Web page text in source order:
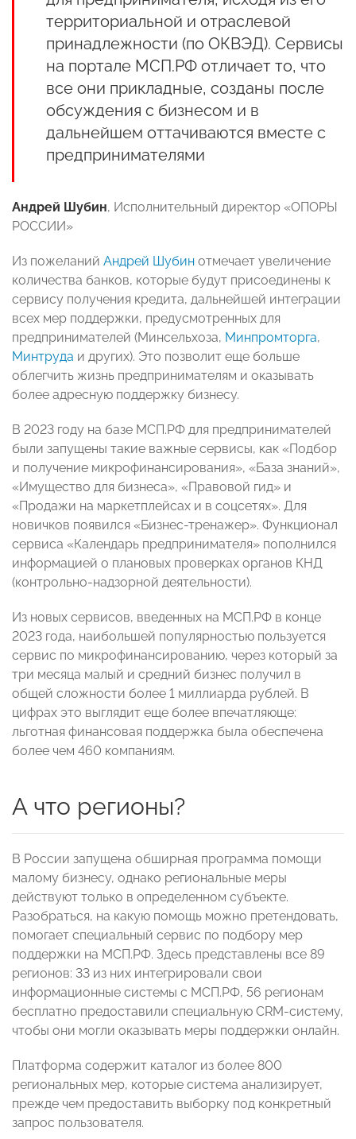
территориальной и отраслевой
принадлежности (по ОКВЭД). Сервисы
на портале МСП.РФ отличает то, что
все они прикладные, созданы после
обсуждения с бизнесом и в
дальнейшем оттачиваются вместе с
предпринимателями
Андрей Шубин, Исполнительный директор «ОПОРЫ
РОССИИ»
Из пожеланий Андрей Шубин отмечает увеличение
количества банков, которые будут присоединены к
сервису получения кредита, дальнейшей интеграции
всех мер поддержки, предусмотренных для
предпринимателей (Минсельхоза, Минпромторга,
Минтруда и других). Это позволит еще больше
облегчить жизнь предпринимателям и оказывать
более адресную поддержку бизнесу.
В 2023 году на базе МСП.РФ для предпринимателей
были запущены такие важные сервисы, как «Подбор
и получение микрофинансирования», «База знаний»,
«Имущество для бизнеса», «Правовой гид» и
«Продажи на маркетплейсах и в соцсетях». Для
новичков появился «Бизнес-тренажер». Функционал
сервиса «Календарь предпринимателя» пополнился
информацией о плановых проверках органов КНД
(контрольно-надзорной деятельности).
Из новых сервисов, введенных на МСП.РФ в конце
2023 года, наибольшей популярностью пользуется
сервис по микрофинансированию, через который за
три месяца малый и средний бизнес получил в
общей сложности более 1 миллиарда рублей. В
цифрах это выглядит еще более впечатляюще:
льготная финансовая поддержка была обеспечена
более чем 460 компаниям.
А что регионы?
В России запущена обширная программа помощи
малому бизнесу, однако региональные меры
действуют только в определенном субъекте.
Разобраться, на какую помощь можно претендовать,
помогает специальный сервис по подбору мер
поддержки на МСП.РФ. Здесь представлены все 89
регионов: 33 из них интегрировали свои
информационные системы с МСП.РФ, 56 регионам
бесплатно предоставили специальную CRM-систему,
чтобы они могли оказывать меры поддержки онлайн.
Платформа содержит каталог из более 800
региональных мер, которые система анализирует,
прежде чем предоставить выборку под конкретный
запрос пользователя.